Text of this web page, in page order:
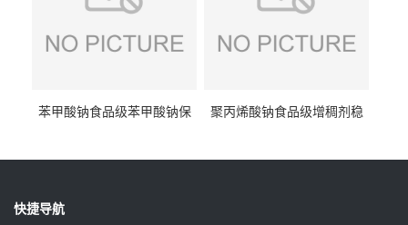
苯甲酸钠食品级苯甲酸钠保
聚丙烯酸钠食品级增稠剂稳
快捷导航